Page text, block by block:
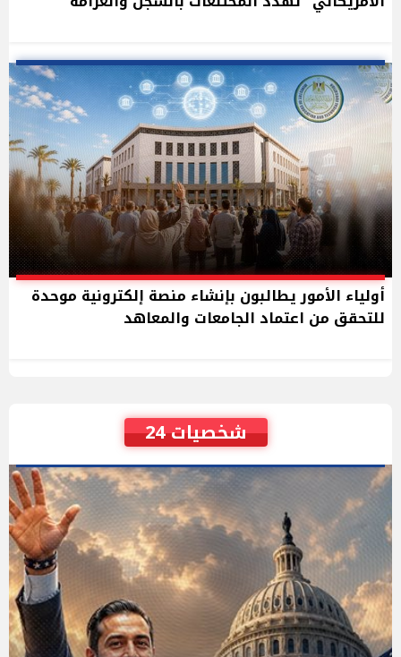
أولياء الأمور يطالبون بإنشاء منصة إلكترونية موحدة
للتحقق من اعتماد الجامعات والمعاهد
شخصيات 24